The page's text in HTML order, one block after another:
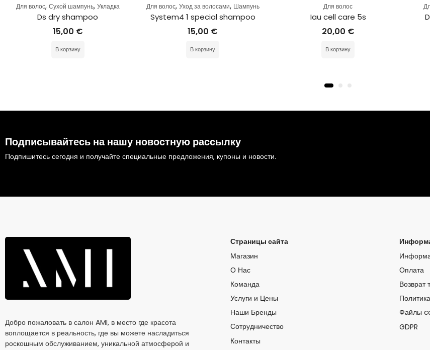
Для волос, Сухой шампунь, Укладка
Ds dry shampoo
15,00 €
В корзину
Для волос, Уход за волосами, Шампунь
System4 1 special shampoo
15,00 €
В корзину
Для волос
Iau cell care 5s
20,00 €
В корзину
Подписывайтесь на нашу новостную рассылку
Подпишитесь сегодня и получайте специальные предложения, купоны и новости.
Добро пожаловать в салон AMI, в место где красота
воплощается в реальность, где вы можете насладиться
роскошным обслуживанием, уникальной атмосферой и
Страницы сайта
Магазин
О Нас
Команда
Услуги и Цены
Наши Бренды
Сотрудничество
Контакты
Оплата
Возврат
Файлы
GDPR